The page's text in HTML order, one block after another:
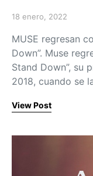
Posted on
18 enero, 2022
MUSE regresan
Down”. Muse
Stand Down”, su
2018, cuando se
View Post